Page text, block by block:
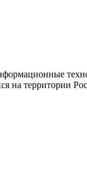
на территории